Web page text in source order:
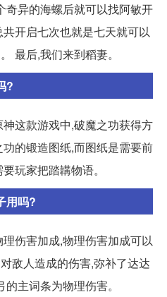
奇异的海螺后就可以找阿敏开
开启七次也就是七天就可以
最后,我们来到稻妻。
?
这款游戏中,破魔之功获得方
的锻造图纸,而图纸是需要前
玩家把踏韝物语。
用吗?
伤害加成,物理伤害加成可以
敌人造成的伤害,弥补了达达
主词条为物理伤害。